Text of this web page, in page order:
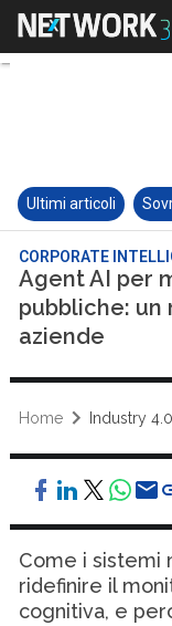
Ultimi articoli
CORPORATE
Agent AI per
pubbliche:
aziende
Home Industry
Come i sistemi
ridefinire il
cognitiva, e